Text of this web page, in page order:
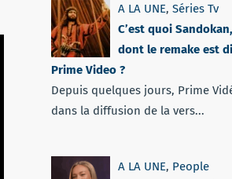
A LA UNE, Séries Tv
C’est quoi
dont le remake est
Prime Video ?
Depuis quelques jours, Prime
dans la diffusion de la vers...
A LA UNE, People